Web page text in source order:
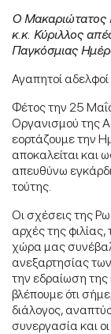
Ο Μακαριώτατος
κ.κ. Κύριλλος
Παγκόσμιας
Αγαπητοί
Φέτος την 25
Οργανισμού της
εορτάζουμε την
αποκαλείται και
απευθύνω
τούτης.
Οι σχέσεις της
αρχές της
χώρα μας
ανεξαρτησίας
την εδραίωση της
βλέπουμε ότι
διάλογος,
συνεργασία και